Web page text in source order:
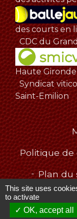
des courts en
CDC du
Haute Gironde
Syndicat
Saint-Emilion
Politique
- Plan du
Site créé
This site uses
to activate
OK, accept all